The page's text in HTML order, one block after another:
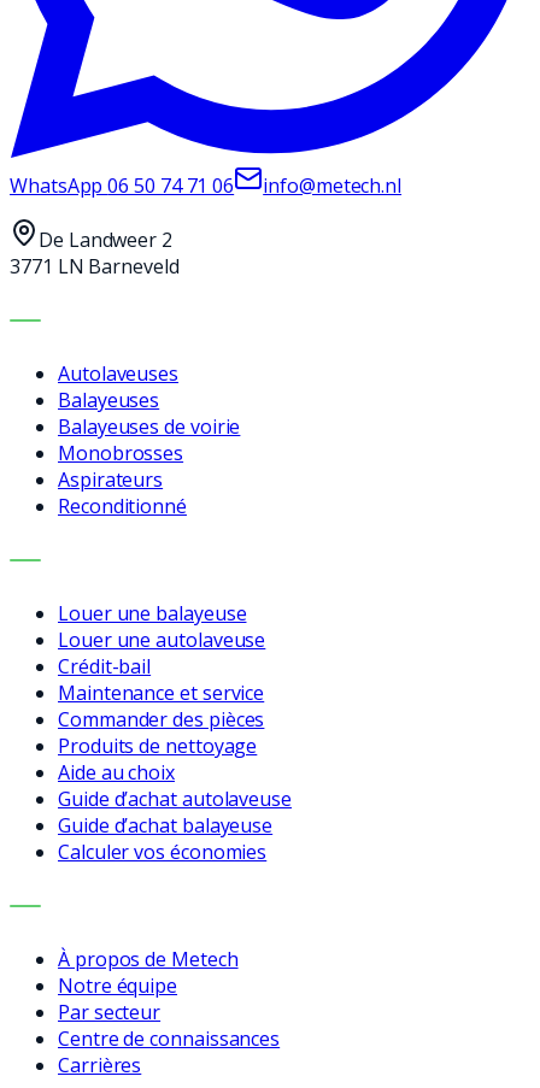
WhatsApp06 50 74 71 06 info@metech.nl
De Landweer 2
3771 LN Barneveld
MACHINES
Autolaveuses
Balayeuses
Balayeuses de voirie
Monobrosses
Aspirateurs
Reconditionné
SERVICES
Louer une balayeuse
Louer une autolaveuse
Crédit-bail
Maintenance et service
Commander des pièces
Produits de nettoyage
Aide au choix
Guide d’achat autolaveuse
Guide d’achat balayeuse
Calculer vos économies
ENTREPRISE
À propos de Metech
Notre équipe
Par secteur
Centre de connaissances
Carrières